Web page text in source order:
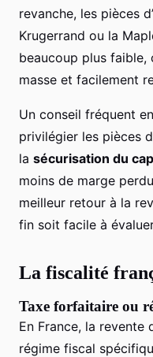
revanche, les pièces
Krugerrand ou la
beaucoup plus
masse et facilement
Un conseil fréquent
privilégier les pièces
la sécurisation du
moins de marge
meilleur retour à la
fin soit facile à
La fiscalité
Taxe forfaitaire ou
En France, la revente
régime fiscal